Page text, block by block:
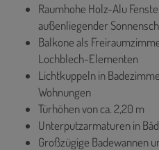
Raumhohe Holz-Alu
außenliegender
Balkone als
Lochblech-Elementen
Lichtkuppeln in
Wohnungen
Türhöhen von ca. 2,20 m
Unterputzarmaturen in
Großzügige Badewannen